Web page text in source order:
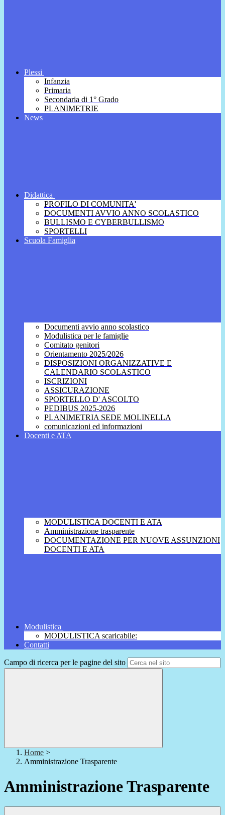
Plessi
Infanzia
Primaria
Secondaria di 1° Grado
PLANIMETRIE
News
Didattica
PROFILO DI COMUNITA'
DOCUMENTI AVVIO ANNO SCOLASTICO
BULLISMO E CYBERBULLISMO
SPORTELLI
Scuola Famiglia
Documenti avvio anno scolastico
Modulistica per le famiglie
Comitato genitori
Orientamento 2025/2026
DISPOSIZIONI ORGANIZZATIVE E
CALENDARIO SCOLASTICO
ISCRIZIONI
ASSICURAZIONE
SPORTELLO D' ASCOLTO
PEDIBUS 2025-2026
PLANIMETRIA SEDE MOLINELLA
comunicazioni ed informazioni
Docenti e ATA
MODULISTICA DOCENTI E ATA
Amministrazione trasparente
DOCUMENTAZIONE PER NUOVE ASSUNZIONI
DOCENTI E ATA
Modulistica
MODULISTICA scaricabile:
Contatti
Campo di ricerca per le pagine del sito
Home >
Amministrazione Trasparente
Amministrazione Trasparente